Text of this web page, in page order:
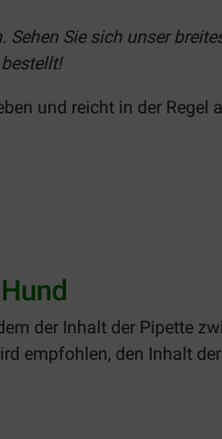
Sie sich unser
und reicht in der Regel
der Inhalt der Pipette
empfohlen, den Inhalt